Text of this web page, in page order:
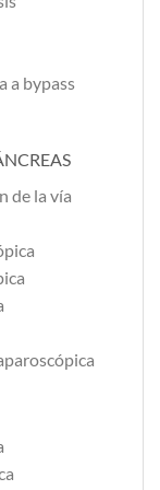
a bypass
de la vía